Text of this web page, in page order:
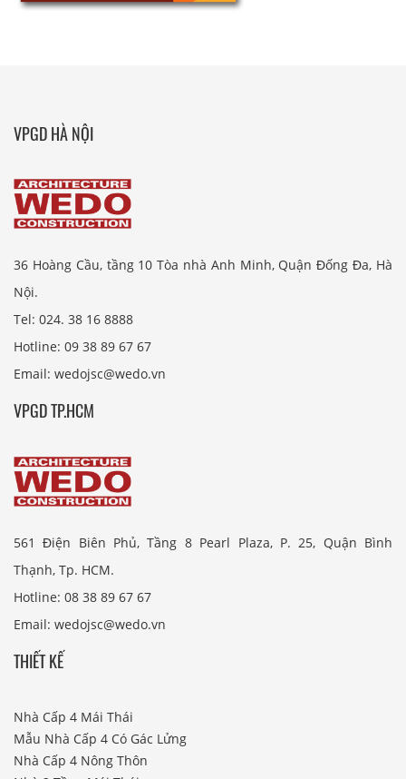
VPGD HÀ NỘI
36 Hoàng Cầu, tầng 10 Tòa nhà Anh Minh, Quận Đống Đa, Hà
Nội.
Tel: 024. 38 16 8888
Hotline: 09 38 89 67 67
Email: wedojsc@wedo.vn
VPGD TP.HCM
561 Điện Biên Phủ, Tầng 8 Pearl Plaza, P. 25, Quận Bình
Thạnh, Tp. HCM.
Hotline: 08 38 89 67 67
Email: wedojsc@wedo.vn
THIẾT KẾ
Nhà Cấp 4 Mái Thái
Mẫu Nhà Cấp 4 Có Gác Lửng
Nhà Cấp 4 Nông Thôn